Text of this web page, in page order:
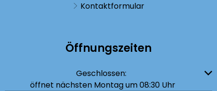
Kontaktformular
Öffnungszeiten
Klicken, um weitere Öffnungs- oder Schließzeiten auszublenden
Geschlossen:
öffnet nächsten Montag um 08:30 Uhr